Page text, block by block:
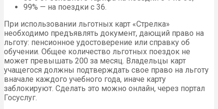
99% — на поездки с 36.
При использовании льготных карт «Стрелка»
необходимо предъявлять документ, дающий право на
льготу: пенсионное удостоверение или справку об
обучении. Общее количество льготных поездок не
может превышать 200 за месяц. Владельцы карт
учащегося должны подтверждать свое право на льготу
вначале каждого учебного года, иначе карту
заблокируют. Сделать это можно онлайн, через портал
Госуслуг.